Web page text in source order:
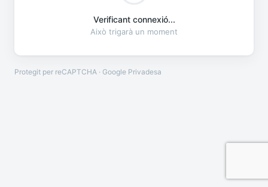
Verificant connexió...
Això trigarà un moment
Protegit per reCAPTCHA · Google Privadesa